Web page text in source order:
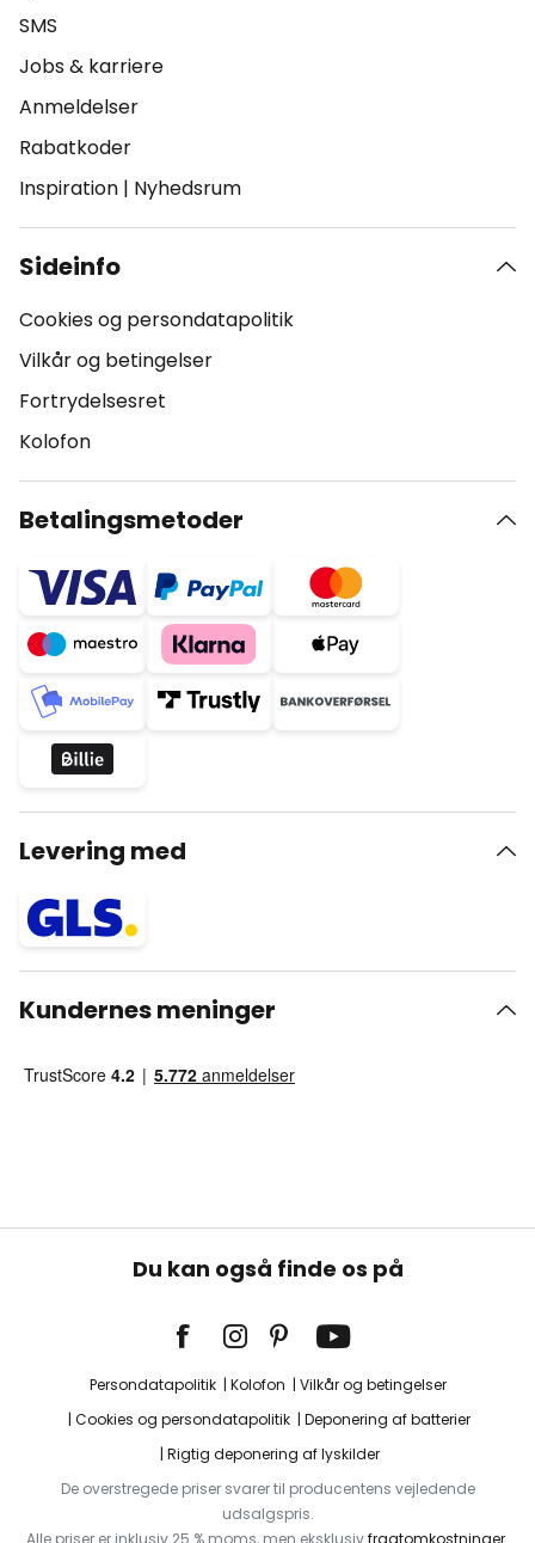
SMS
Jobs & karriere
Anmeldelser
Rabatkoder
Inspiration | Nyhedsrum
Sideinfo
Cookies og persondatapolitik
Vilkår og betingelser
Fortrydelsesret
Kolofon
Betalingsmetoder
Levering med
Kundernes meninger
Du kan også finde os på
Persondatapolitik Kolofon
Vilkår og betingelser
Cookies og persondatapolitik
Deponering af batterier
Rigtig deponering af lyskilder
De overstregede priser svarer til producentens vejledende
udsalgspris.
Alle priser er inklusiv 25 % moms, men eksklusivfragtomkostninger